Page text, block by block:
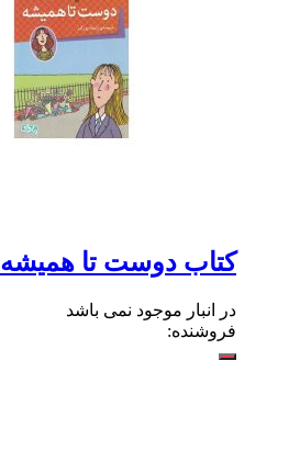
کتاب دوست تا همیشه
در انبار موجود نمی باشد
فروشنده: